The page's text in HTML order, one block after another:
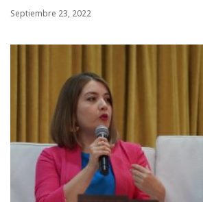
Septiembre 23, 2022